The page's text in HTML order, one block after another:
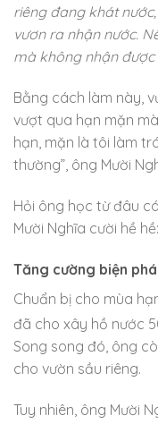
riêng đang khát
vươn ra nhận nước.
mà không nhận được
Bằng cách làm này,
vượt qua hạn mặn
hạn, mặn là tôi làm
thường”, ông Mười
Hỏi ông học từ đâu
Mười Nghĩa cười hề
Tăng cường biện
Chuẩn bị cho mùa
đã cho xây hồ nước
Song song đó, ông
cho vườn sầu riêng.
Tuy nhiên, ông Mười